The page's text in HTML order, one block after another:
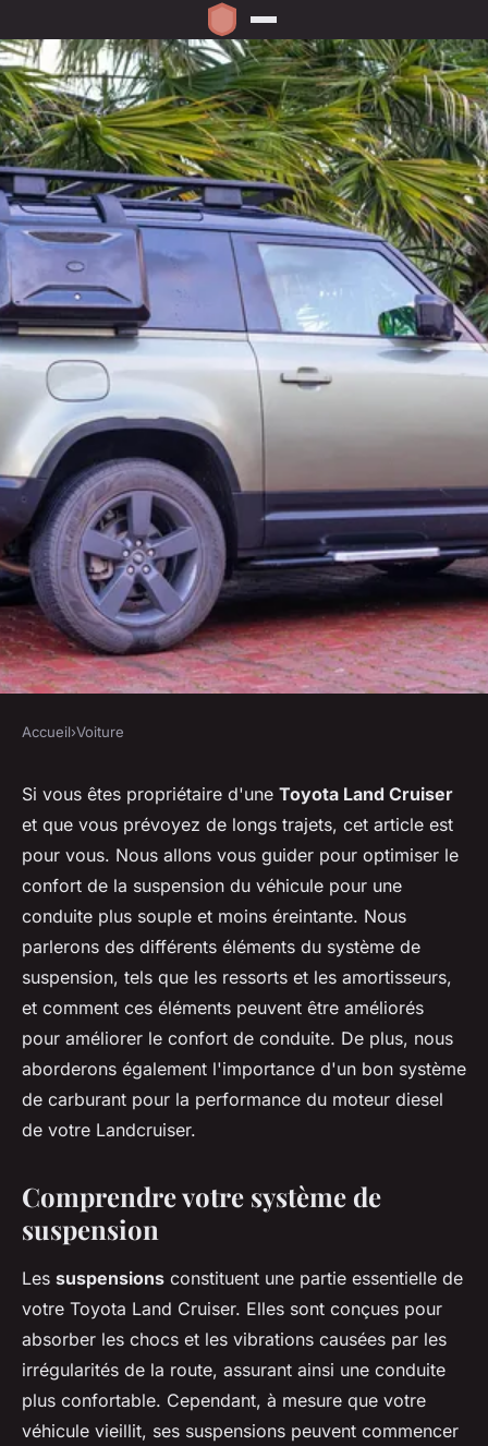
Comment optimiser le confort
de suspension pour une
Toyota Land Cruiser lors de
longs trajets?
Aya •28 mai 2024•5 min de lecture
Accueil›Voiture
Si vous êtes propriétaire d'une Toyota Land Cruiser
et que vous prévoyez de longs trajets, cet article est
pour vous. Nous allons vous guider pour optimiser le
confort de la suspension du véhicule pour une
conduite plus souple et moins éreintante. Nous
parlerons des différents éléments du système de
suspension, tels que les ressorts et les amortisseurs,
et comment ces éléments peuvent être améliorés
pour améliorer le confort de conduite. De plus, nous
aborderons également l'importance d'un bon système
de carburant pour la performance du moteur diesel
de votre Landcruiser.
Comprendre votre système de
suspension
Les suspensions constituent une partie essentielle de
votre Toyota Land Cruiser. Elles sont conçues pour
absorber les chocs et les vibrations causées par les
irrégularités de la route, assurant ainsi une conduite
plus confortable. Cependant, à mesure que votre
véhicule vieillit, ses suspensions peuvent commencer